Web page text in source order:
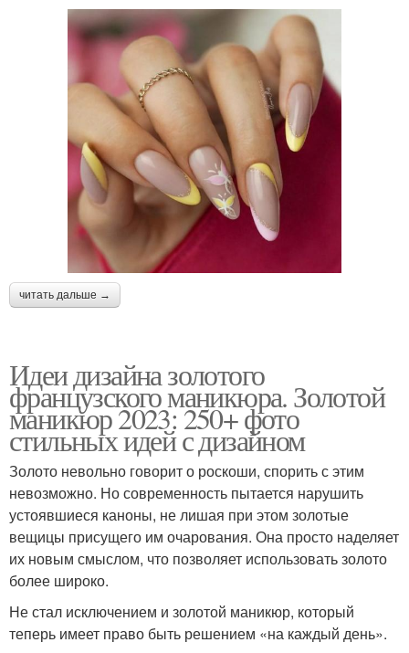
читать дальше →
Идеи дизайна золотого
французского маникюра. Золотой
маникюр 2023: 250+ фото
стильных идей с дизайном
Золото невольно говорит о роскоши, спорить с этим
невозможно. Но современность пытается нарушить
устоявшиеся каноны, не лишая при этом золотые
вещицы присущего им очарования. Она просто наделяет
их новым смыслом, что позволяет использовать золото
более широко.
Не стал исключением и золотой маникюр, который
теперь имеет право быть решением «на каждый день».